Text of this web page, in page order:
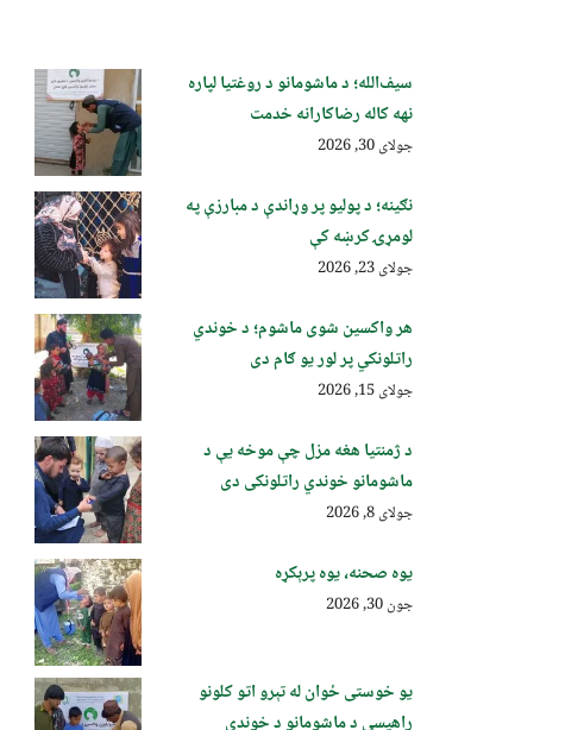
سیف‌الله؛ د ماشومانو د روغتیا لپاره
نهه کاله رضاکارانه خدمت
جولای 30, 2026
نګینه؛ د پولیو پر وړاندې د مبارزې په
لومړۍ کرښه کې
جولای 23, 2026
هر واکسین شوی ماشوم؛ د خوندي
راتلونکي پر لور یو ګام دی
جولای 15, 2026
د ژمنتیا هغه مزل چې موخه یې د
ماشومانو خوندي راتلونکی دی
جولای 8, 2026
یوه صحنه، یوه پرېکړه
جون 30, 2026
یو خوستی ځوان له تېرو اتو کلونو
راهیسې د ماشومانو د خوندي